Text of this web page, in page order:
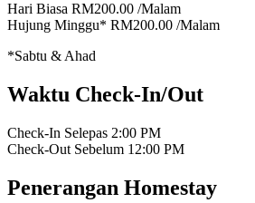
Hari Biasa RM200.00 /Malam
Hujung Minggu* RM200.00 /Malam
*Sabtu & Ahad
Waktu Check-In/Out
Check-In Selepas 2:00 PM
Check-Out Sebelum 12:00 PM
Penerangan Homestay